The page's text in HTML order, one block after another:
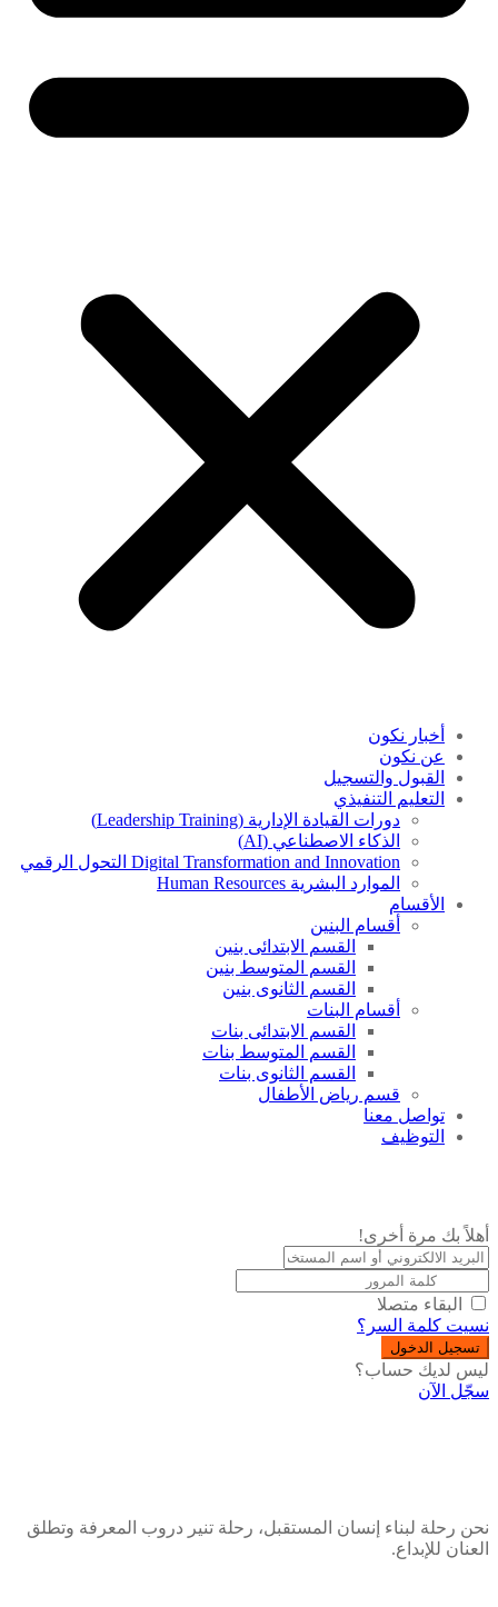
أخبار نكون
عن نكون
القبول والتسجيل
التعليم التنفيذي
دورات القيادة الإدارية (Leadership Training)
الذكاء الاصطناعي (AI)
Digital Transformation and Innovation التحول الرقمي
الموارد البشرية Human Resources
الأقسام
أقسام البنين
القسم الابتدائى بنين
القسم المتوسط بنين
القسم الثانوى بنين
أقسام البنات
القسم الابتدائى بنات
القسم المتوسط بنات
القسم الثانوى بنات
قسم رياض الأطفال
تواصل معنا
التوظيف
أهلاً بك مرة أخرى!
البقاء متصلا
نسيت كلمة السر؟
تسجيل الدخول
ليس لديك حساب؟
سجّل الآن
نحن رحلة لبناء إنسان المستقبل، رحلة تنير دروب المعرفة وتطلق
العنان للإبداع.